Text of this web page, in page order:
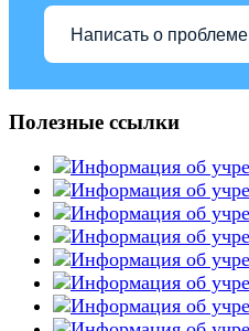
Написать о проблеме
Полезные ссылки